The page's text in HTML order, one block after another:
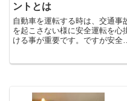
ントとは
自動車を運転する時は、交通事
を起こさない様に安全運転を心
ける事が重要です。ですが安全